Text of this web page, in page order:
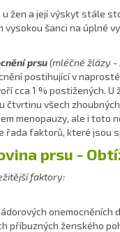
žen a její výskyt stále
šanci na úplné
prsu(mléčné žlázy -
postihující v
cca 1 % postižených.
čtvrtinu všech
menopauzy, ale i toto
řada faktorů, které jsou
prsu -
faktory:
onemocněních
příbuzných ženského